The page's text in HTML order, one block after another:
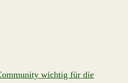
wichtig für die